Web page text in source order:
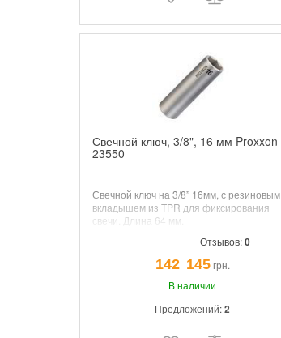
Свечной ключ, 3/8", 16 мм Proxxon
23550
Свечной ключ на 3/8” 16мм, с резиновым
вкладышем из TPR для фиксирования
свечи. Длина 64 мм.
Отзывов:0
142¯145грн.
В наличии
Предложений:2